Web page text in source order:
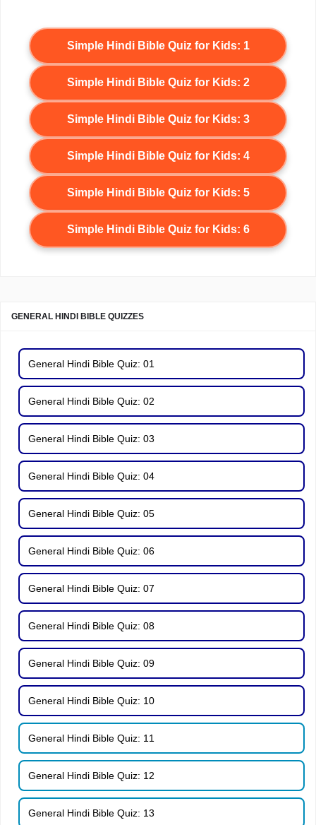
Simple Hindi Bible Quiz for Kids: 1
Simple Hindi Bible Quiz for Kids: 2
Simple Hindi Bible Quiz for Kids: 3
Simple Hindi Bible Quiz for Kids: 4
Simple Hindi Bible Quiz for Kids: 5
Simple Hindi Bible Quiz for Kids: 6
GENERAL HINDI BIBLE QUIZZES
General Hindi Bible Quiz: 01
General Hindi Bible Quiz: 02
General Hindi Bible Quiz: 03
General Hindi Bible Quiz: 04
General Hindi Bible Quiz: 05
General Hindi Bible Quiz: 06
General Hindi Bible Quiz: 07
General Hindi Bible Quiz: 08
General Hindi Bible Quiz: 09
General Hindi Bible Quiz: 10
General Hindi Bible Quiz: 11
General Hindi Bible Quiz: 12
General Hindi Bible Quiz: 13